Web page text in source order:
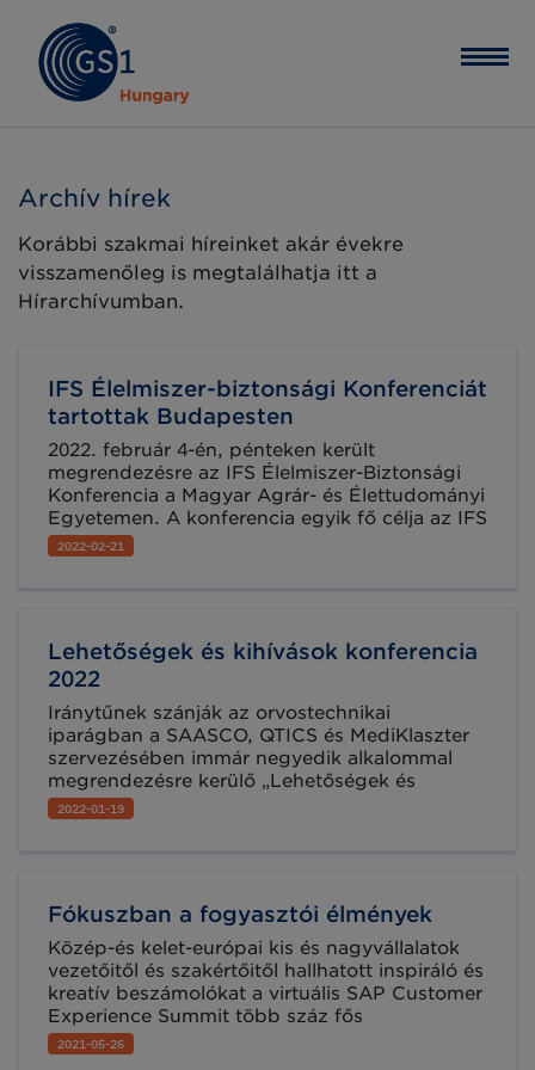
Archív hírek
Korábbi szakmai híreinket akár évekre
visszamenőleg is megtalálhatja itt a
Hírarchívumban.
IFS Élelmiszer-biztonsági Konferenciát
tartottak Budapesten
2022. február 4-én, pénteken került
megrendezésre az IFS Élelmiszer-Biztonsági
Konferencia a Magyar Agrár- és Élettudományi
Egyetemen. A konferencia egyik fő célja az IFS
Food 7 szabvány és tanúsítási folyamat
bemutatása és a hozzá kapcsolódó
sem hiányozhatott.
2022-02-21
Lehetőségek és kihívások konferencia
2022
Iránytűnek szánják az orvostechnikai
iparágban a SAASCO, QTICS és MediKlaszter
szervezésében immár negyedik alkalommal
megrendezésre kerülő „Lehetőségek és
Kihívások 2022” konferenciát, melyre 2022.
február 2-án, hibrid formában kerül sor. A
ismerhetnek meg a résztvevők.
2022-01-19
Fókuszban a fogyasztói élmények
Közép-és kelet-európai kis és nagyvállalatok
vezetőitől és szakértőitől hallhatott inspiráló és
kreatív beszámolókat a virtuális SAP Customer
Experience Summit több száz fős
hallgatósága május 11-én, és hazai
tapasztalatokról is szó esett.
2021-05-26